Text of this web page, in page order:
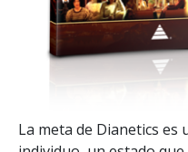
La meta de Dianetics es